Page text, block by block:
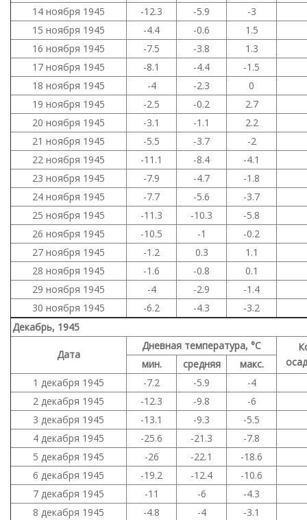
14 ноября 1945
-12.3 -5.9
-3
15 ноября 1945
-4.4 -0.6
1.5
16 ноября 1945
-7.5 -3.8
1.3
17 ноября 1945
-8.1 -4.4
-1.5
18 ноября 1945
-4 -2.3
0
19 ноября 1945
-2.5 -0.2
2.7
20 ноября 1945
-3.1 -1.1
2.2
21 ноября 1945
-5.5 -3.7
-2
22 ноября 1945
-11.1 -8.4
-4.1
23 ноября 1945
-7.9 -4.7
-1.8
24 ноября 1945
-7.7 -5.6
-3.7
25 ноября 1945
-11.3 -10.3
-5.8
26 ноября 1945
-10.5 -1
-0.2
27 ноября 1945
-1.2 0.3
1.1
28 ноября 1945
-1.6 -0.8
0.1
29 ноября 1945
-4 -2.9
-1.4
30 ноября 1945
-6.2 -4.3
-3.2
Декабрь, 1945
Дата
Дневная температура, °C
мин. средняя
макс.
1 декабря 1945
-7.2 -5.9
-4
2 декабря 1945
-12.3 -9.8
-6
3 декабря 1945
-13.1 -9.3
-5.5
4 декабря 1945
-25.6 -21.3
-7.8
5 декабря 1945
-26 -22.1
-18.6
6 декабря 1945
-19.2 -12.4
-10.6
7 декабря 1945
-11 -6
-4.3
8 декабря 1945
-4.8 -4 -3.1